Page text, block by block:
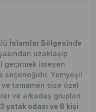
İslamlar Bölgesinde
uzaklaşıp
geçirmek isteyen
seçeneğidir. Yemyeşil
tamamen size özel
ve arkadaş grupları
3 yatak odası ve 6 kişi